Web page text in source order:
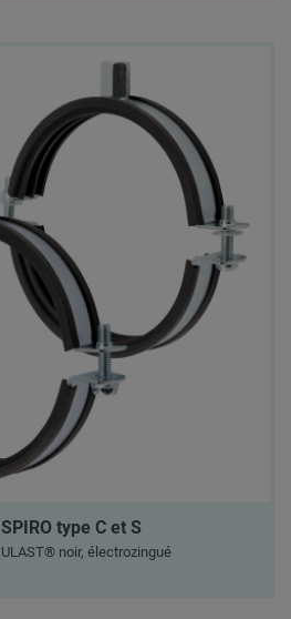
type C et S
noir, électrozingué